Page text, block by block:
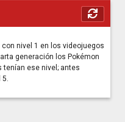
con nivel 1 en los videojuegos
generación los Pokémon
tenían ese nivel; antes
5.